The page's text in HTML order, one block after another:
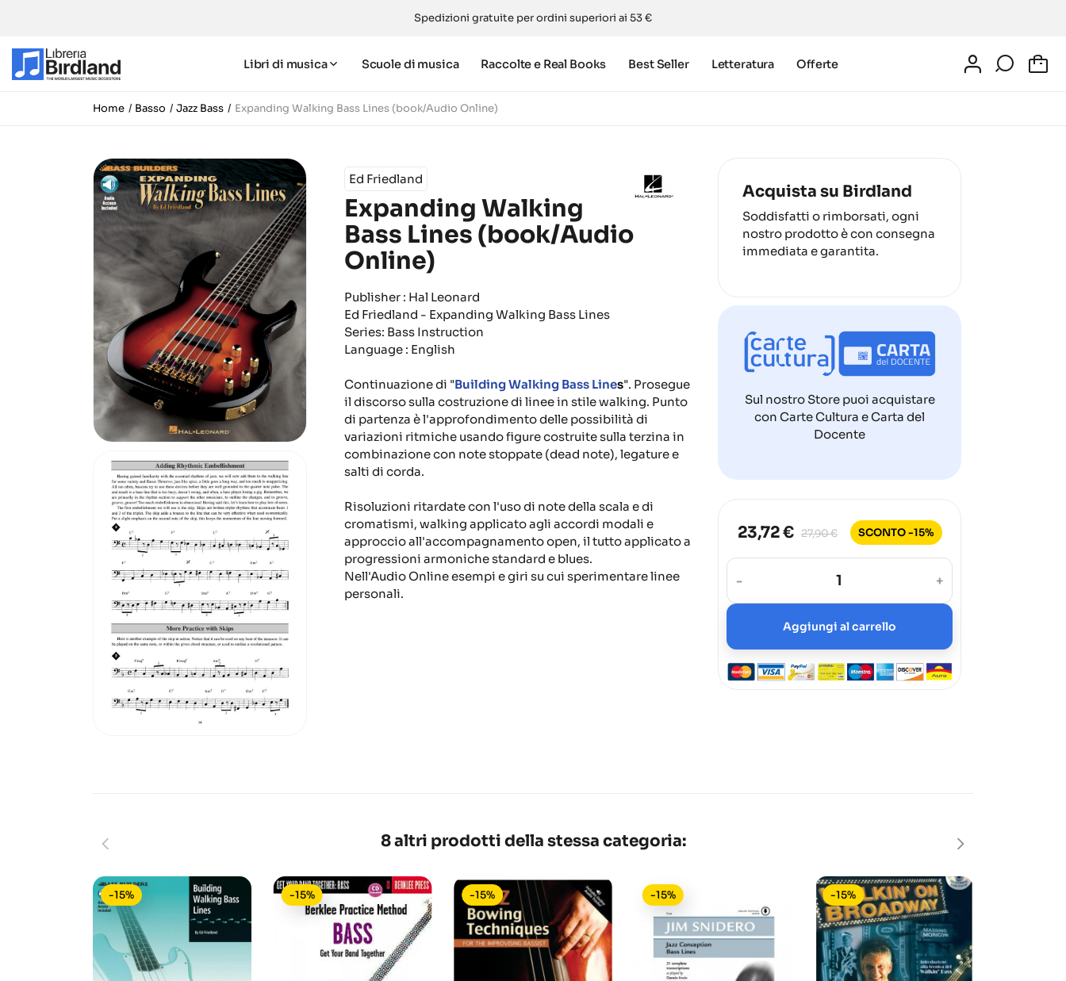
Spedizioni gratuite per ordini superiori ai 53 €
Libri di musica Scuole di musica Raccolte e Real Books Best Seller Letteratura Offerte
Home Basso Jazz Bass Expanding Walking Bass Lines (book/Audio Online)
Ed Friedland
Expanding Walking
Bass Lines (book/Audio
Online)
Publisher : Hal Leonard
Ed Friedland - Expanding Walking Bass Lines
Series: Bass Instruction
Language : English
Continuazione di "Building Walking Bass Lines". Prosegue
il discorso sulla costruzione di linee in stile walking. Punto
di partenza è l'approfondimento delle possibilità di
variazioni ritmiche usando figure costruite sulla terzina in
combinazione con note stoppate (dead note), legature e
salti di corda.
Risoluzioni ritardate con l'uso di note della scala e di
cromatismi, walking applicato agli accordi modali e
approccio all'accompagnamento open, il tutto applicato a
progressioni armoniche standard e blues.
Nell'Audio Online esempi e giri su cui sperimentare linee
personali.
Acquista su Birdland
Soddisfatti o rimborsati, ogni
nostro prodotto è con consegna
immediata e garantita.
Sul nostro Store puoi acquistare
con Carte Cultura e Carta del
Docente
23,72 € 27,90 € SCONTO -15%
- +
Aggiungi al carrello
8 altri prodotti della stessa categoria:
-15% -15% -15% -15% -15%